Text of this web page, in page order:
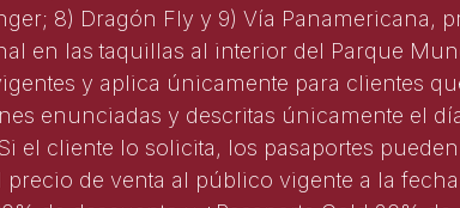
8) Dragón Fly y 9) Vía
en las taquillas al interior del Parque
y aplica únicamente para clientes
enunciadas y descritas únicamente el
el cliente lo solicita, los pasaportes
de venta al público vigente a la